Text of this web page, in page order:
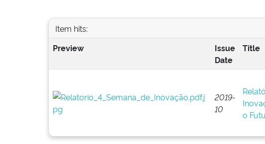
Item hits:
Preview
Issue
Date
Title
2019-
10
o